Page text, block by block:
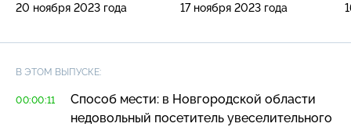
20 ноября 2023 года 17 ноября 2023 года
В ЭТОМ ВЫПУСКЕ:
00:00:11
Способ мести: в Новгородской области
недовольный посетитель увеселительного